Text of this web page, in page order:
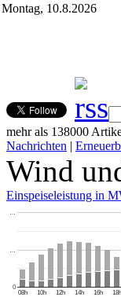
Montag, 10.8.2026
mehr als 138000
Nachrichten |
Wind
Einspeiseleistung in
08h 10h 12h 14h 16h 18h
0
…
…